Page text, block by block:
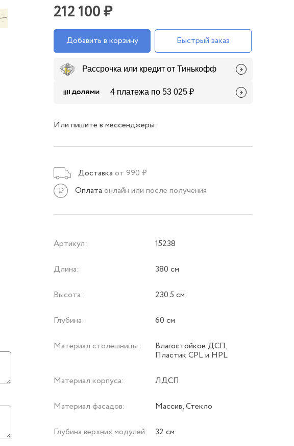
212 100 ₽
Добавить в корзину Быстрый заказ
Рассрочка или кредит от Тинькофф
4 платежа по 53 025 ₽
Или пишите в мессенджеры:
Доставка от 990 ₽
Оплата онлайн или после получения
Артикул: 15238
Длина: 380 см
Высота: 230.5 см
Глубина: 60 см
Материал столешницы: Влагостойкое ДСП,
Пластик CPL и HPL
Материал корпуса: ЛДСП
Материал фасадов: Массив, Стекло
Глубина верхних модулей: 32 см